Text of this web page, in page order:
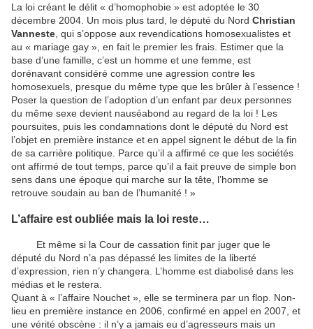
La loi créant le délit « d’homophobie » est adoptée le 30
décembre 2004. Un mois plus tard, le député du Nord Christian
Vanneste , qui s’oppose aux revendications homosexualistes et
au « mariage gay », en fait le premier les frais. Estimer que la
base d’une famille, c’est un homme et une femme, est
dorénavant considéré comme une agression contre les
homosexuels, presque du même type que les brûler à l’essence !
Poser la question de l’adoption d’un enfant par deux personnes
du même sexe devient nauséabond au regard de la loi ! Les
poursuites, puis les condamnations dont le député du Nord est
l’objet en première instance et en appel signent le début de la fin
de sa carrière politique. Parce qu’il a affirmé ce que les sociétés
ont affirmé de tout temps, parce qu’il a fait preuve de simple bon
sens dans une époque qui marche sur la tête, l’homme se
retrouve soudain au ban de l’humanité ! »
L’affaire est oubliée mais la loi reste…
Et même si la Cour de cassation finit par juger que le
député du Nord n’a pas dépassé les limites de la liberté
d’expression, rien n’y changera. L’homme est diabolisé dans les
médias et le restera.
Quant à « l’affaire Nouchet », elle se terminera par un flop. Non-
lieu en première instance en 2006, confirmé en appel en 2007, et
une vérité obscène : il n’y a jamais eu d’agresseurs mais un